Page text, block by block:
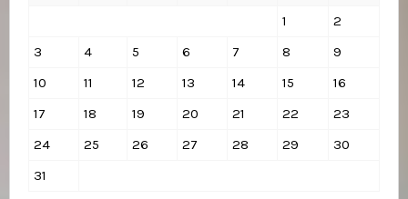
1
2
3
4 5 6 7 8
9
10
11 12 13 14 15
16
17
18 19 20 21 22
23
24
25 26 27 28 29
30
31